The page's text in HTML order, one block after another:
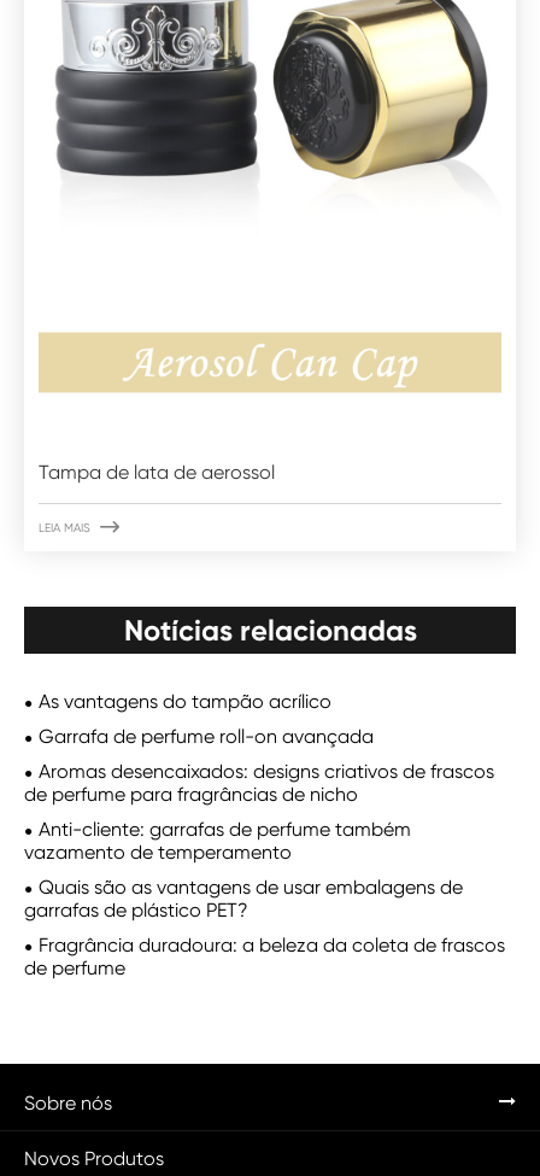
Tampa de lata de aerossol
LEIA MAIS 
Notícias relacionadas
As vantagens do tampão acrílico
Garrafa de perfume roll-on avançada
Aromas desencaixados: designs criativos de frascos
de perfume para fragrâncias de nicho
Anti-cliente: garrafas de perfume também
vazamento de temperamento
Quais são as vantagens de usar embalagens de
garrafas de plástico PET?
Fragrância duradoura: a beleza da coleta de frascos
de perfume
Sobre nós
Novos Produtos